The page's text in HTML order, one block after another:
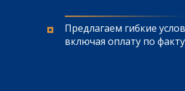
Предлагаем гибкие
включая оплату по